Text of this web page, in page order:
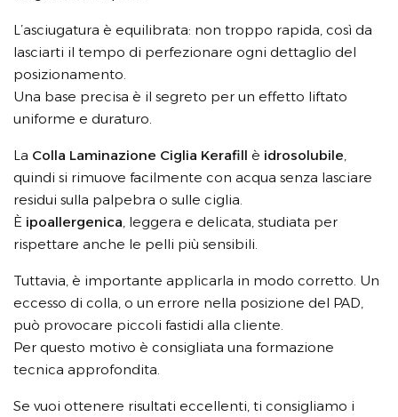
L’asciugatura è equilibrata: non troppo rapida, così da
lasciarti il tempo di perfezionare ogni dettaglio del
posizionamento.
Una base precisa è il segreto per un effetto liftato
uniforme e duraturo.
La Colla Laminazione Ciglia Kerafill è idrosolubile,
quindi si rimuove facilmente con acqua senza lasciare
residui sulla palpebra o sulle ciglia.
È ipoallergenica, leggera e delicata, studiata per
rispettare anche le pelli più sensibili.
Tuttavia, è importante applicarla in modo corretto. Un
eccesso di colla, o un errore nella posizione del PAD,
può provocare piccoli fastidi alla cliente.
Per questo motivo è consigliata una formazione
tecnica approfondita.
Se vuoi ottenere risultati eccellenti, ti consigliamo i